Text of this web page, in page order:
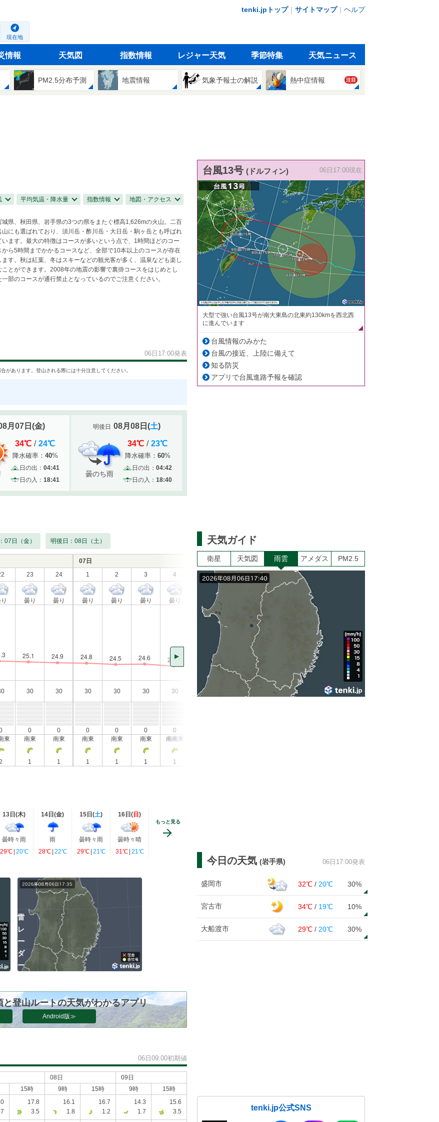
tenki.jpトップ｜ サイトマップ｜ ヘルプ
現在地
情報 天気図 指数情報 レジャー天気 季節特集 天気ニュース
PM2.5分布予測 地震情報 気象予報士の解説 熱中症情報 注目
平均気温・降水量 指数情報 地図・アクセス
城県、秋田県、岩手県の3つの県をまたぐ標高1,626mの火山。二百
山にも選ばれており、須川岳・酢川岳・大日岳・駒ヶ岳とも呼ばれ
います。最大の特徴はコースが多いという点で、1時間ほどのコー
から5時間までかかるコースなど、全部で10本以上のコースが存在
ます。秋は紅葉、冬はスキーなどの観光客が多く、温泉なども楽し
ことができます。2008年の地震の影響で裏掛コースをはじめとし
一部のコースが通行禁止となっているのでご注意ください。
06日17:00発表
あります。登山される際には十分注意してください。
月07日 (金)
34℃ / 24℃
降水確率： 40%
日の出：04:41
日の入：18:41
明後日 08月08日 (土)
曇のち雨
34℃ / 23℃
降水確率： 60%
日の出：04:42
日の入：18:40
07日（金） 明後日：08日（土）
07日
23 24 1 2 3 4 5 6 7
曇り 曇り 曇り 曇り 曇り 曇り 曇り
30 30 30 30 30 30 30 30 30
0 0 0 0 0 0
東 南東
1
南東
1
南東
1
南東
1
南東
1
南南東
1
▲
13日(木)
曇時々雨
29℃ 20℃
14日(金)
雨
28℃ 22℃
15日(土)
曇時々雨
29℃ 21℃
16日( 日 )
曇時々晴
31℃ 21℃
もっと見る
雷
レ
ー
ダ
ー
登山ルートの天気がわかるアプリ
Android版≫
06日09:00初期値
08日
09日
15時 9時 15時 9時 15時
17.8
3.5
16.1
1.8
16.7
1.2
14.3
1.7
15.6
3.5
台風13号 (ドルフィン) 06日17:00現在
大型で強い台風13号が南大東島の北東約130kmを西北西
に進んでいます
台風情報のみかた
台風の接近、上陸に備えて
知る防災
アプリで台風進路予報を確認
天気ガイド
衛星 天気図 雨雲 アメダス PM2.5
今日の天気 (岩手県) 06日17:00発表
盛岡市 32℃ / 20℃ 30%
宮古市 34℃ / 19℃ 10%
大船渡市 29℃ / 20℃ 30%
tenki.jp公式SNS